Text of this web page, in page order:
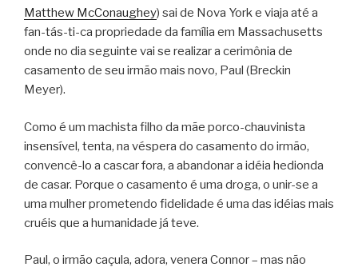
Matthew McConaughey) sai de Nova York e viaja até a
fan-tás-ti-ca propriedade da família em Massachusetts
onde no dia seguinte vai se realizar a cerimônia de
casamento de seu irmão mais novo, Paul (Breckin
Meyer).
Como é um machista filho da mãe porco-chauvinista
insensível, tenta, na véspera do casamento do irmão,
convencê-lo a cascar fora, a abandonar a idéia hedionda
de casar. Porque o casamento é uma droga, o unir-se a
uma mulher prometendo fidelidade é uma das idéias mais
cruéis que a humanidade já teve.
Paul, o irmão caçula, adora, venera Connor – mas não